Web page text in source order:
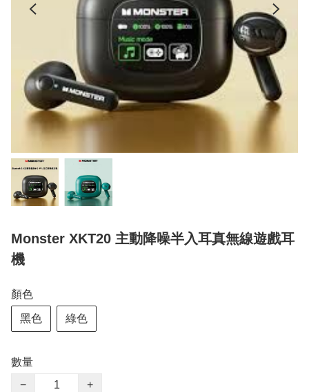
Monster XKT20 主動降噪半入耳真無線遊戲耳
機
顏色
黑色 綠色
數量
−
+